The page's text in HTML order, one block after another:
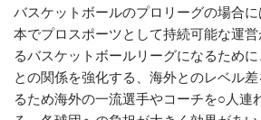
バスケットボールのプロリーグの場合に
本でプロスポーツとして持続可能な運営
るバスケットボールリーグになるため
との関係を強化する、海外とのレベル
るため海外の一流選手やコーチを○人連